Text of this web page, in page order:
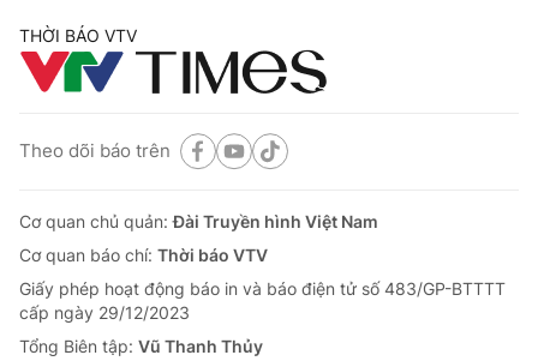
THỜI BÁO VTV
Theo dõi báo trên
Cơ quan chủ quản:Đài Truyền hình Việt Nam
Cơ quan báo chí: Thời báo VTV
Giấy phép hoạt động báo in và báo điện tử số 483/GP-BTTTT
cấp ngày 29/12/2023
Tổng Biên tập: Vũ Thanh Thủy